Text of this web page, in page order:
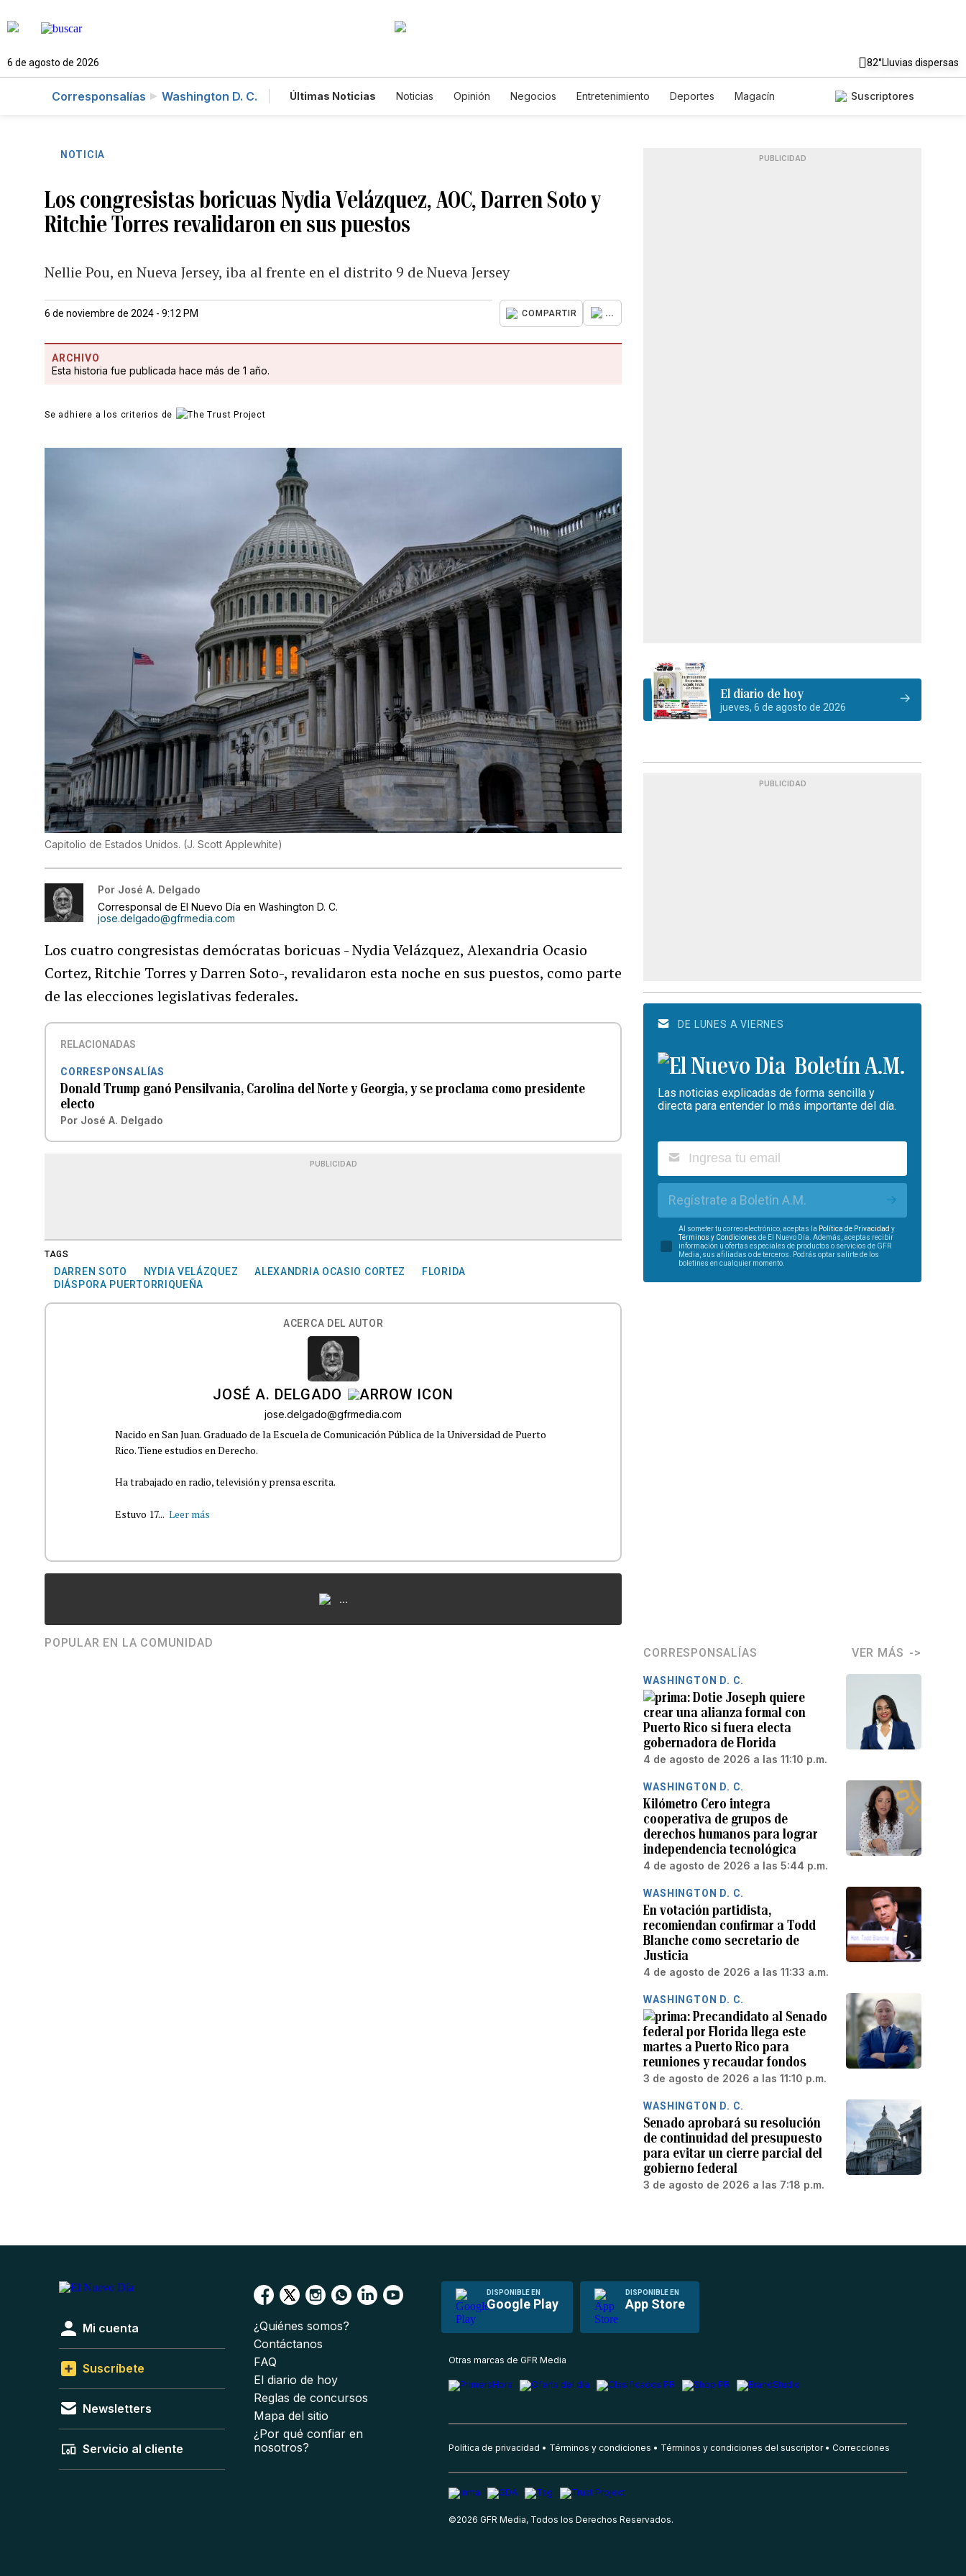
6 de agosto de 2026 82°Lluvias dispersas
Corresponsalías Washington D. C. Últimas Noticias Noticias Opinión Negocios Entretenimiento Deportes
Magacín
Suscriptores
NOTICIA
Los congresistas boricuas Nydia Velázquez, AOC, Darren Soto y
Ritchie Torres revalidaron en sus puestos
Nellie Pou, en Nueva Jersey, iba al frente en el distrito 9 de Nueva Jersey
6 de noviembre de 2024 - 9:12 PM COMPARTIR ...
ARCHIVO
Esta historia fue publicada hace más de 1 año.
Se adhiere a los criterios de
Capitolio de Estados Unidos. (J. Scott Applewhite)
Por José A. Delgado
Corresponsal de El Nuevo Día en Washington D. C.
jose.delgado@gfrmedia.com
Los cuatro congresistas demócratas boricuas - Nydia Velázquez, Alexandria Ocasio
Cortez, Ritchie Torres y Darren Soto-, revalidaron esta noche en sus puestos, como parte
de las elecciones legislativas federales.
RELACIONADAS
CORRESPONSALÍAS
Donald Trump ganó Pensilvania, Carolina del Norte y Georgia, y se proclama como presidente
electo
Por José A. Delgado
PUBLICIDAD
TAGS
DARREN SOTO NYDIA VELÁZQUEZ ALEXANDRIA OCASIO CORTEZ
FLORIDA
DIÁSPORA PUERTORRIQUEÑA
ACERCA DEL AUTOR
JOSÉ A. DELGADO
jose.delgado@gfrmedia.com
Nacido en San Juan. Graduado de la Escuela de Comunicación Pública de la Universidad de Puerto
Rico. Tiene estudios en Derecho.
Ha trabajado en radio, televisión y prensa escrita.
Estuvo 17... Leer más
...
POPULAR EN LA COMUNIDAD
PUBLICIDAD
El diario de hoy
jueves, 6 de agosto de 2026
PUBLICIDAD
DE LUNES A VIERNES
Boletín A.M.
Las noticias explicadas de forma sencilla y
directa para entender lo más importante del día.
Regístrate a Boletín A.M.
Al someter tu correo electrónico, aceptas la Política de Privacidad y
Términos y Condiciones de El Nuevo Día. Además, aceptas recibir
información u ofertas especiales de productos o servicios de GFR
Media, sus afiliadas o de terceros. Podrás optar salirte de los
boletines en cualquier momento.
CORRESPONSALÍAS VER MÁS
WASHINGTON D. C.
Dotie Joseph quiere
crear una alianza formal con
Puerto Rico si fuera electa
gobernadora de Florida
4 de agosto de 2026 a las 11:10 p.m.
WASHINGTON D. C.
Kilómetro Cero integra
cooperativa de grupos de
derechos humanos para lograr
independencia tecnológica
4 de agosto de 2026 a las 5:44 p.m.
WASHINGTON D. C.
En votación partidista,
recomiendan confirmar a Todd
Blanche como secretario de
Justicia
4 de agosto de 2026 a las 11:33 a.m.
WASHINGTON D. C.
Precandidato al Senado
federal por Florida llega este
martes a Puerto Rico para
reuniones y recaudar fondos
3 de agosto de 2026 a las 11:10 p.m.
WASHINGTON D. C.
Senado aprobará su resolución
de continuidad del presupuesto
para evitar un cierre parcial del
gobierno federal
3 de agosto de 2026 a las 7:18 p.m.
DISPONIBLE EN
Google Play
DISPONIBLE EN
App Store
Mi cuenta
Suscríbete
Newsletters
Servicio al cliente
¿Quiénes somos?
Contáctanos
FAQ
El diario de hoy
Reglas de concursos
Mapa del sitio
¿Por qué confiar en
nosotros?
Otras marcas de GFR Media
Política de privacidad Términos y condiciones Términos y condiciones del suscriptor Correcciones
©2026 GFR Media, Todos los Derechos Reservados.